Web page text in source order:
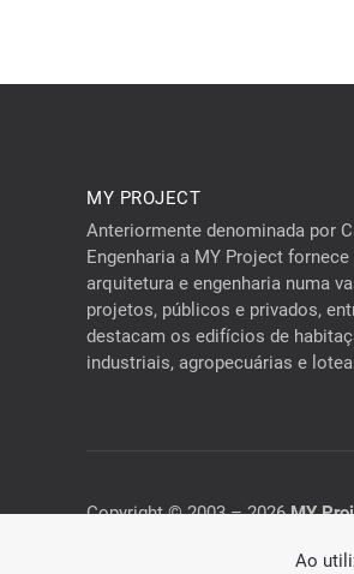
MY PROJECT
Anteriormente denominada por
Engenharia a MY Project
arquitetura e engenharia numa
projetos, públicos e privados,
destacam os edifícios de
industriais, agropecuárias e
Copyright © 2003 – 2026MY
Ao